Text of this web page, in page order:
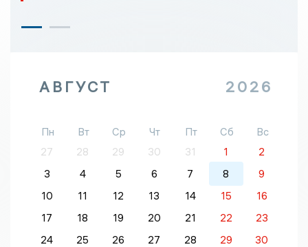
АВГУСТ 2026
Пн Вт Ср Чт Пт Сб
Вс
27
28 29 30 31 1
2
3
4 5 6 7 8
9
10
11 12 13 14 15
16
17
18 19 20 21 22
23
24
25 26 27 28 29
30